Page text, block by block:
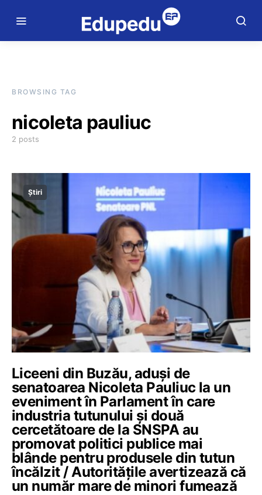
BROWSING TAG
nicoleta pauliuc
2 posts
Știri
Liceeni din Buzău, aduși de
senatoarea Nicoleta Pauliuc la un
eveniment în Parlament în care
industria tutunului și două
cercetătoare de la SNSPA au
promovat politici publice mai
blânde pentru produsele din tutun
încălzit / Autoritățile avertizează că
un număr mare de minori fumează